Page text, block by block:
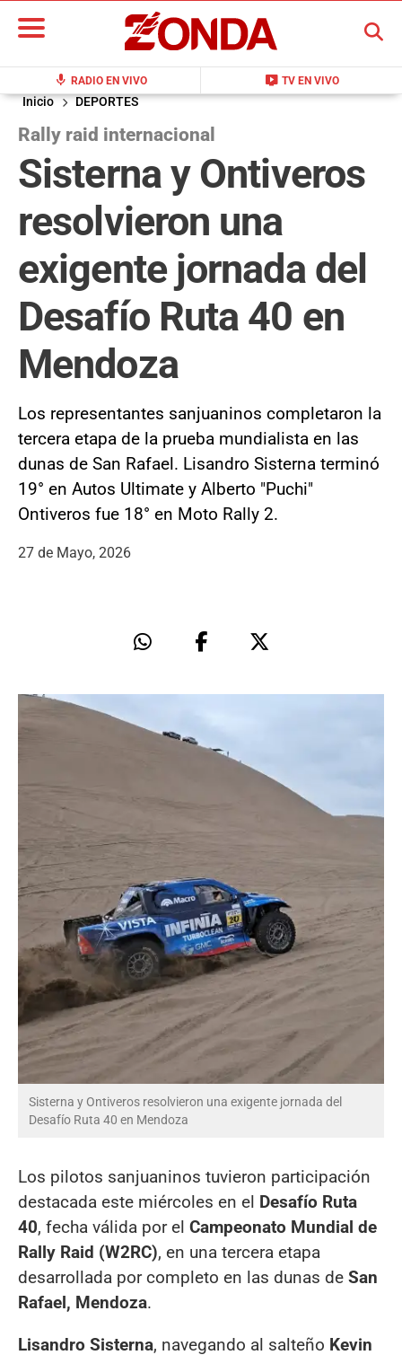
mic RADIO EN VIVO live_tv TV EN VIVO
BUSCAR
Inicio DEPORTES
Rally raid internacional
Sisterna y Ontiveros
resolvieron una
exigente jornada del
Desafío Ruta 40 en
Mendoza
Los representantes sanjuaninos completaron la
tercera etapa de la prueba mundialista en las
dunas de San Rafael. Lisandro Sisterna terminó
19° en Autos Ultimate y Alberto "Puchi"
Ontiveros fue 18° en Moto Rally 2.
27 de Mayo, 2026
Sisterna y Ontiveros resolvieron una exigente jornada del
Desafío Ruta 40 en Mendoza
Los pilotos sanjuaninos tuvieron participación
destacada este miércoles en el Desafío Ruta
40, fecha válida por el Campeonato Mundial de
Rally Raid (W2RC), en una tercera etapa
desarrollada por completo en las dunas de San
Rafael, Mendoza.
Lisandro Sisterna, navegando al salteño Kevin